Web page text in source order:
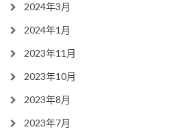
2024年3月
2024年1月
2023年11月
2023年10月
2023年8月
2023年7月